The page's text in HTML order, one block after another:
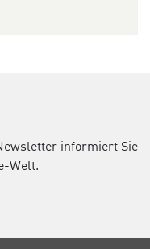
informiert Sie
Welt.